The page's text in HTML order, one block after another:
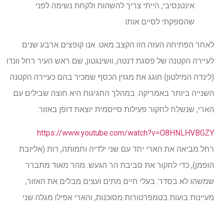
אינטנסיבי, הייתי צריך להשהות ולקחת נשימה לפני
שהספקתי לסיים אותו
לאחר הפתיחה העזה הזו הקצב מאט. אנו קופצים ארבע שנים
לעיירה הקטנה של פסגת דנטה, וושינגטון, שם ראש העיר רחל וונדו
(לינדה המילטון) חוגג את מגזין הכסף שמכיר בהם כעיירה הקטנה
השנייה ביותר באמריקה. במהלך החגיגות היא חוצה שבילים עם
הארי, שנשלח לחקור פעילות סייסמית יוצאת דופן באזור.
https://www.youtube.com/watch?v=O8HNLHVBGZY
רחל מביאה את הארי יחד עם שני ילדיה וחמותה, רות (אליזבת
הופמן), כדי לחקור את סביבת הר הגעש. מהר מאוד מתברר
שמשהו לא בסדר: בעלי חיים מתים ועצים מבלים את האזור,
מעיינות בועות בטמפרטורות מסוכנות, והארי אפילו מגלה שני